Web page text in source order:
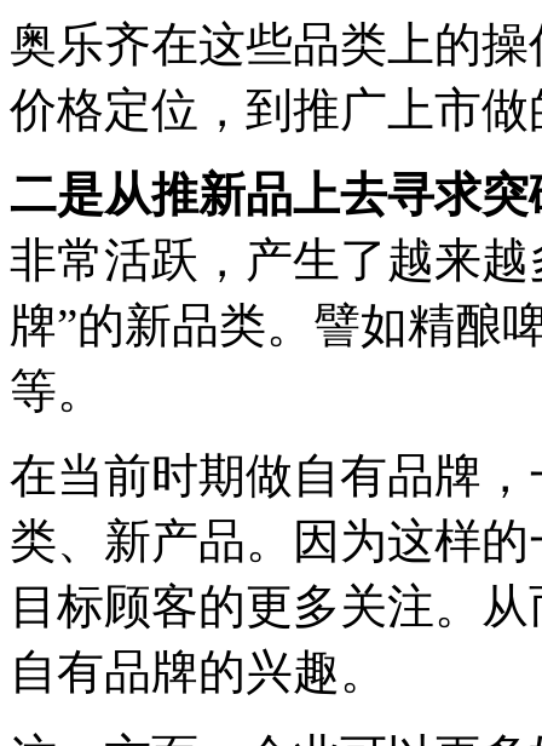
奥乐齐在这些品类上的
价格定位，到推广上市
二是从推新品上去寻求突
非常活跃，产生了越来
牌”的新品类。譬如精酿
等。
在当前时期做自有品牌
类、新产品。因为这样
目标顾客的更多关注。
自有品牌的兴趣。